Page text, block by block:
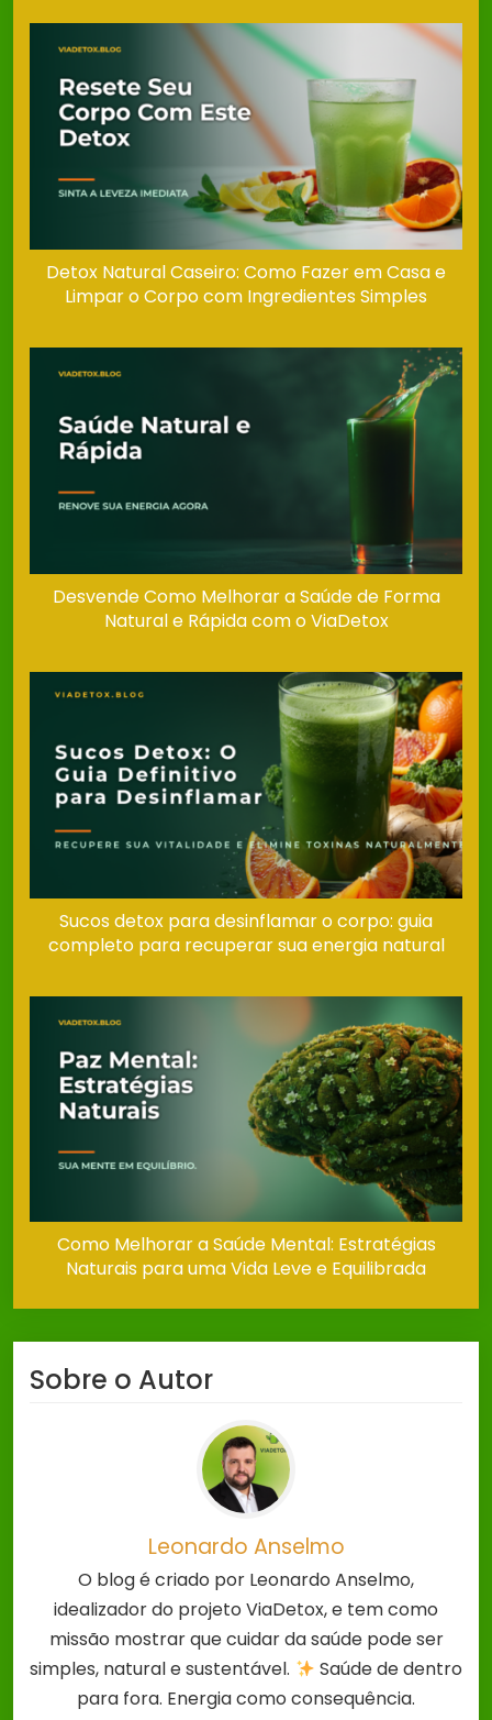
Detox Natural Caseiro: Como Fazer em Casa e
Limpar o Corpo com Ingredientes Simples
Desvende Como Melhorar a Saúde de Forma
Natural e Rápida com o ViaDetox
Sucos detox para desinflamar o corpo: guia
completo para recuperar sua energia natural
Como Melhorar a Saúde Mental: Estratégias
Naturais para uma Vida Leve e Equilibrada
Sobre o Autor
Leonardo Anselmo
O blog é criado por Leonardo Anselmo,
idealizador do projeto ViaDetox, e tem como
missão mostrar que cuidar da saúde pode ser
simples, natural e sustentável.
Saúde de dentro
para fora. Energia como consequência.